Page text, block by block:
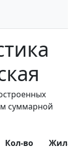
суммарной
Кол-во